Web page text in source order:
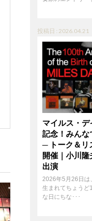
投稿日 : 2026.04.21
マイルス・
記念！みんな
─ トーク＆リ
開催｜小川
出演
2026年5月26日は
生まれてちょうど
な日にちな･･･